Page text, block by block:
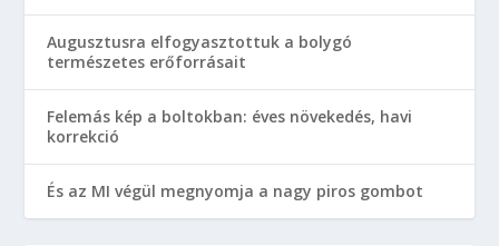
Augusztusra elfogyasztottuk a bolygó
természetes erőforrásait
Felemás kép a boltokban: éves növekedés, havi
korrekció
És az MI végül megnyomja a nagy piros gombot